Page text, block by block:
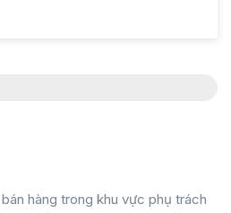
hàng trong khu vực phụ trách